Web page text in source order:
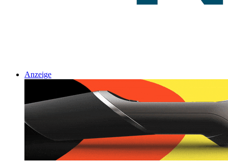
Anzeige